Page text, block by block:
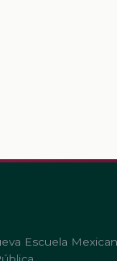
Escuela